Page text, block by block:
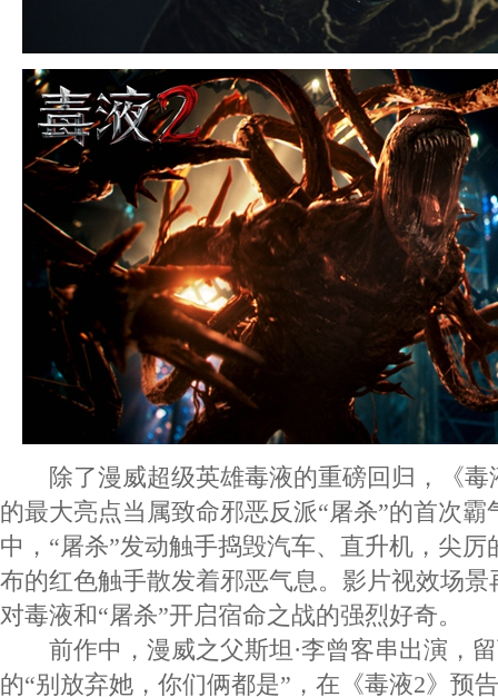
除了漫威超级英雄毒液的重磅回归，《毒
的最大亮点当属致命邪恶反派“屠杀”的首次霸
中，“屠杀”发动触手捣毁汽车、直升机，尖
布的红色触手散发着邪恶气息。影片视效场
对毒液和“屠杀”开启宿命之战的强烈好奇。
前作中，漫威之父斯坦·李曾客串出演，留
的“别放弃她，你们俩都是”，在《毒液2》预